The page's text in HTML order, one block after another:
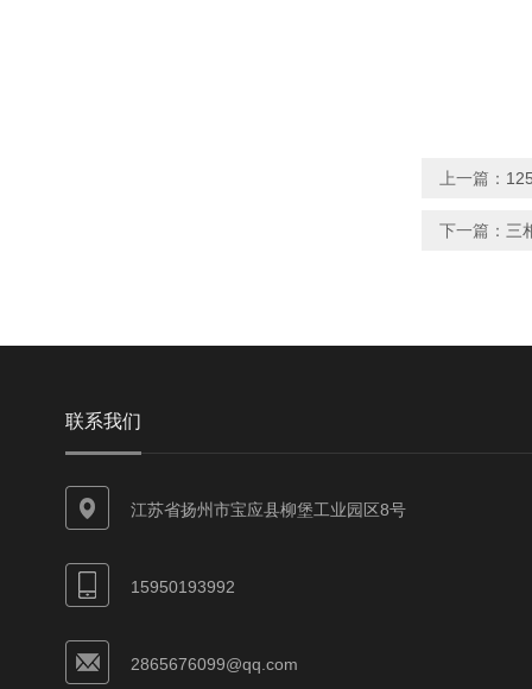
上一篇：
下一篇： 三
联系我们
江苏省扬州市宝应县柳堡工业园区8号
15950193992
2865676099@qq.com